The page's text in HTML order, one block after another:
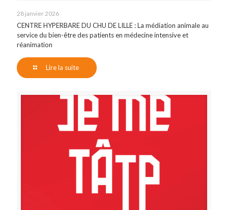
28 janvier 2026
CENTRE HYPERBARE DU CHU DE LILLE : La médiation animale au
service du bien-être des patients en médecine intensive et
réanimation
Lire la suite